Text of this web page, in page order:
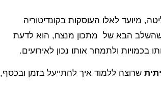
מיועד לאלו העוסקות בקונדיטוריה
שהשלב הבא של מתכון מנצח, הוא לדעת
בכמויות ולתמחר אותו נכון לאירועים.
שרוצה ללמוד איך להתייעל בזמן ובכסף,